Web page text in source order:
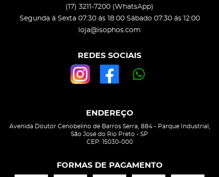
(17) 3211-7200 (WhatsApp)
Segunda á Sexta 07:30 ás 18:00 Sábado 07:30 ás 12:00
loja@isophos.com
REDES SOCIAIS
ENDEREÇO
Avenida Doutor Cenobelino de Barros Serra, 884- Parque Industrial,
São José do Rio Preto - SP
CEP: 15030-000
FORMAS DE PAGAMENTO